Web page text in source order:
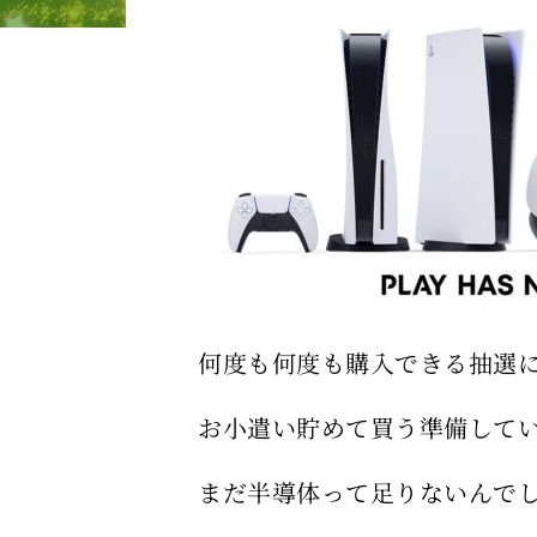
何度も何度も購入できる抽選
お小遣い貯めて買う準備して
まだ半導体って足りないんで